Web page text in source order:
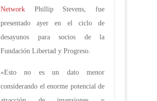
Network Phillip Stevens, fue
presentado ayer en el ciclo de
desayunos para socios de la
Fundación Libertad y Progreso.
«Esto no es un dato menor
considerando el enorme potencial de